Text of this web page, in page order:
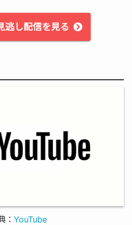
逃し配信を見る
： YouTube